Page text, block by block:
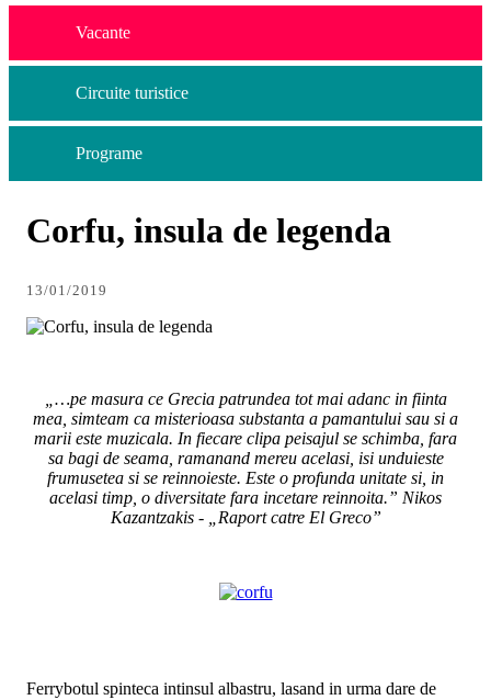
Vacante
Circuite turistice
Programe
Corfu, insula de legenda
13/01/2019
„…pe masura ce Grecia patrundea tot mai adanc in fiinta
mea, simteam ca misterioasa substanta a pamantului sau si a
marii este muzicala. In fiecare clipa peisajul se schimba, fara
sa bagi de seama, ramanand mereu acelasi, isi unduieste
frumusetea si se reinnoieste. Este o profunda unitate si, in
acelasi timp, o diversitate fara incetare reinnoita.” Nikos
Kazantzakis - „Raport catre El Greco”
Ferrybotul spinteca intinsul albastru, lasand in urma dare de